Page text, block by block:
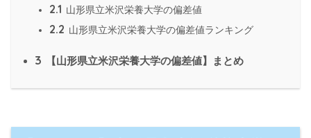
2.1 山形県立米沢栄養大学の偏差値
2.2 山形県立米沢栄養大学の偏差値ランキング
3 【山形県立米沢栄養大学の偏差値】まとめ